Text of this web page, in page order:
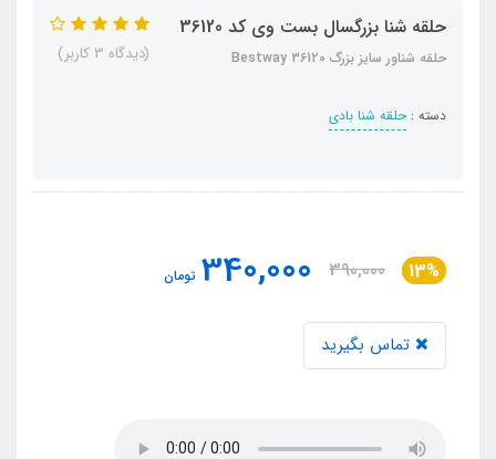
حلقه شنا بزرگسال بست وی کد 36120
حلقه شناور سایز بزرگ Bestway 36120
دسته : حلقه شنا بادی
(دیدگاه 3 کاربر)
13%
390,000
340,000 تومان
تماس بگیرید